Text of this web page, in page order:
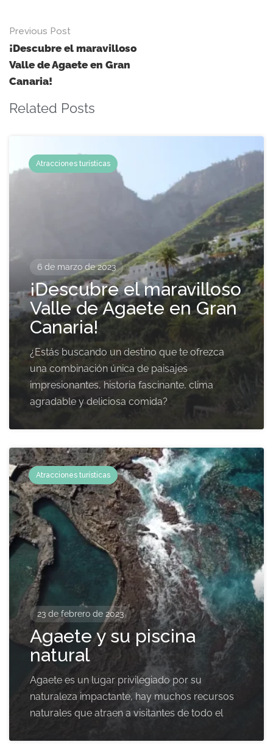
Previous Post
¡Descubre el maravilloso
Valle de Agaete en Gran
Canaria!
Related Posts
Atracciones turísticas
6 de marzo de 2023
¡Descubre el maravilloso
Valle de Agaete en Gran
Canaria!
¿Estás buscando un destino que te ofrezca
una combinación única de paisajes
impresionantes, historia fascinante, clima
agradable y deliciosa comida?
Atracciones turísticas
23 de febrero de 2023
Agaete y su piscina
natural
Agaete es un lugar privilegiado por su
naturaleza impactante, hay muchos recursos
naturales que atraen a visitantes de todo el